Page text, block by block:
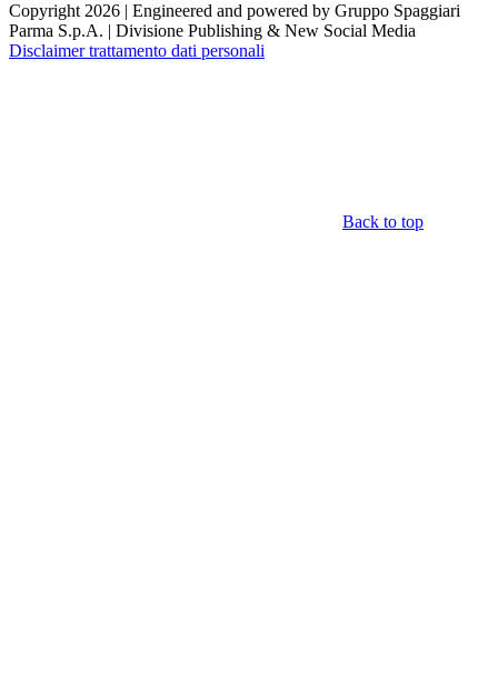
Copyright 2026 | Engineered and powered by Gruppo Spaggiari
Parma S.p.A. | Divisione Publishing & New Social Media
Disclaimer trattamento dati personali
Back to top